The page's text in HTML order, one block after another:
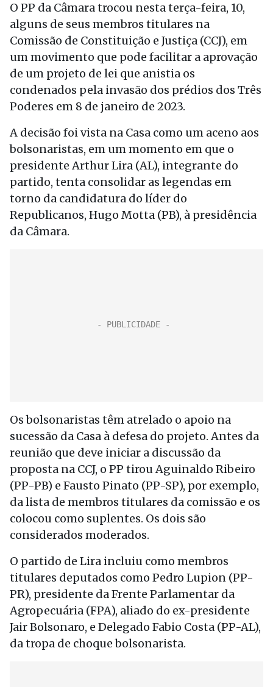
O PP da Câmara trocou nesta terça-feira, 10,
alguns de seus membros titulares na
Comissão de Constituição e Justiça (CCJ), em
um movimento que pode facilitar a aprovação
de um projeto de lei que anistia os
condenados pela invasão dos prédios dos Três
Poderes em 8 de janeiro de 2023.
A decisão foi vista na Casa como um aceno aos
bolsonaristas, em um momento em que o
presidente Arthur Lira (AL), integrante do
partido, tenta consolidar as legendas em
torno da candidatura do líder do
Republicanos, Hugo Motta (PB), à presidência
da Câmara.
Os bolsonaristas têm atrelado o apoio na
sucessão da Casa à defesa do projeto. Antes da
reunião que deve iniciar a discussão da
proposta na CCJ, o PP tirou Aguinaldo Ribeiro
(PP-PB) e Fausto Pinato (PP-SP), por exemplo,
da lista de membros titulares da comissão e os
colocou como suplentes. Os dois são
considerados moderados.
O partido de Lira incluiu como membros
titulares deputados como Pedro Lupion (PP-
PR), presidente da Frente Parlamentar da
Agropecuária (FPA), aliado do ex-presidente
Jair Bolsonaro, e Delegado Fabio Costa (PP-AL),
da tropa de choque bolsonarista.